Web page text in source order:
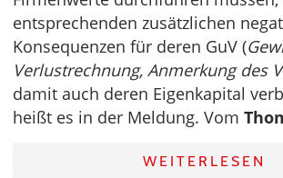
entsprechenden zusätzlichen
Konsequenzen für deren GuV (
Verlustrechnung, Anmerkung des
damit auch deren Eigenkapital
heißt es in der Meldung. Vom
WEITERLESEN